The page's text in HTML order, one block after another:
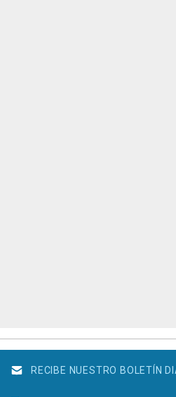
RECIBE NUESTRO BOLETÍN